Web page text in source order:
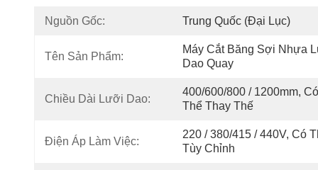
Nguồn Gốc: Trung Quốc (đại Lục)
Tên Sản Phẩm:
Máy Cắt Băng Sợi Nhựa
Dao Quay
Chiều Dài Lưỡi Dao:
400/600/800 / 1200mm, Có
Thể Thay Thế
Điện Áp Làm Việc:
220 / 380/415 / 440V, Có
Tùy Chỉnh